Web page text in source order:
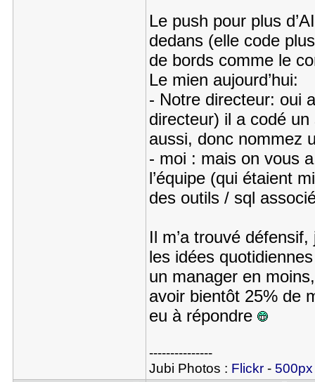
Le push pour plus
dedans (elle code
de bords comme le
Le mien aujourd’hui:
- Notre directeur: oui
directeur) il a codé
aussi, donc nommez
- moi : mais on vous
l’équipe (qui étaient
des outils / sql
Il m’a trouvé
les idées
un manager en
avoir bientôt 25% de
eu à répondre
---------------
Jubi Photos : Flickr- 500px